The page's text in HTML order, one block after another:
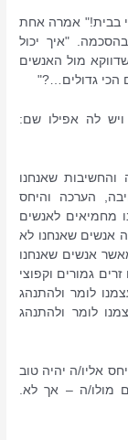
בבית!" אמרה אחת
"איך יכול
מול האנשים
הכי גדולים…?"
ויש לה אפילו שם:
והחשיבות שאנחנו
הערכה והיחס
מחמיאים לאנשים
אנשים שאנחנו לא
אנשים שאנחנו
גמורים וקפוצי
לומר ולהתנהג
לומר ולהתנהג
אליו/ה יהיה טוב
מולו/ה – אך לא.